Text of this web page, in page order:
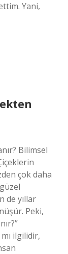
Yani,
Bilimsel
çok daha
de yıllar
Peki,
ilgilidir,